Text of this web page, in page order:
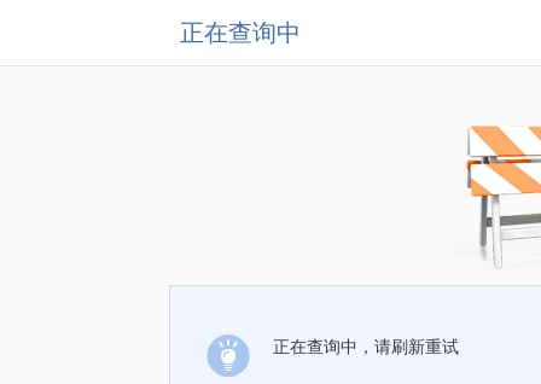
正在查询中
正在查询中，请刷新重试